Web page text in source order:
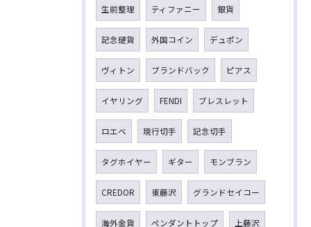
生前整理 ティファニー 銀貨
記念硬貨 外国コイン デュポン
ヴィトン ブランドバック ピアス
イヤリング FENDI ブレスレット
ロエベ 現行切手 記念切手
タグホイヤー ギター モンブラン
CREDOR 東藤沢 グランドセイコー
海外金貨 ペンダントトップ 上藤沢